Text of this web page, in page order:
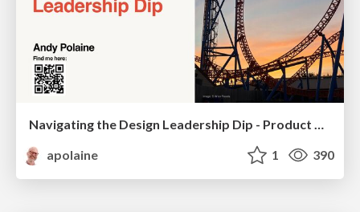
Navigating the Design Leadership Dip - Product Design Week Design Leaders+ Conference 2024
apolaine
1 390